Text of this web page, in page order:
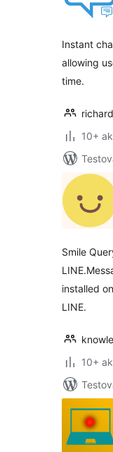
Instant
allowing
time.
10+
Smile
installed
LINE.
10+